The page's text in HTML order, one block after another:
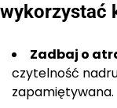
wykorzystać
Zadbaj o
czytelność
zapamiętywana.